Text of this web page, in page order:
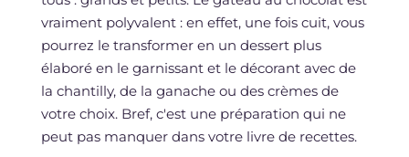
vraiment polyvalent : en effet, une fois cuit, vous
pourrez le transformer en un dessert plus
élaboré en le garnissant et le décorant avec de
la chantilly, de la ganache ou des crèmes de
votre choix. Bref, c'est une préparation qui ne
peut pas manquer dans votre livre de recettes.